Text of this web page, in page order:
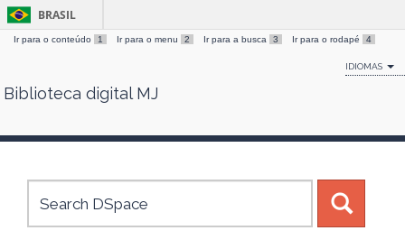
Skip
BRASIL
Ir para o conteúdo 1 Ir para o menu 2 Ir para a busca 3 Ir para o rodapé 4
IDIOMAS
Biblioteca digital MJ